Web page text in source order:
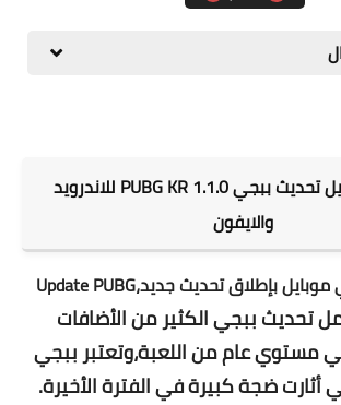
المطبخ
علوم وتكنولوجيا
تعليم
وظائف خالية
عروض
هنا رابط تحميل تحديث ببجي PUBG KR 1.1.0 للاندرويد
والايفون
بإطلاق تحديث جديد،Update PUBG
تحديث ببجي الكثير من الأضافات
مستوي عام من اللعبة،وتعتبر ببجي
أثارت ضجة كبيرة في الفترة الأخيرة.